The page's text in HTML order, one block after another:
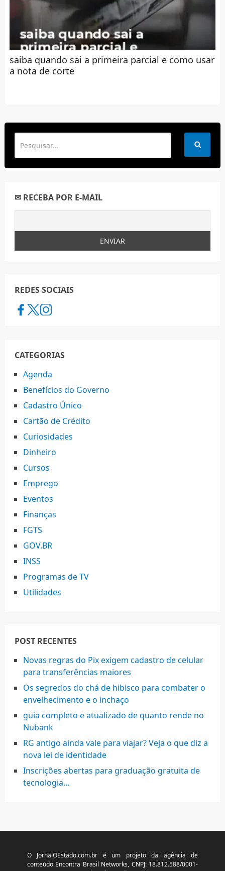
saiba quando sai a primeira parcial e como usar
a nota de corte
✉ RECEBA POR E-MAIL
REDES SOCIAIS
CATEGORIAS
Agenda
Benefícios do Governo
Cadastro Único
Cartão de Crédito
Curiosidades
Dinheiro
Cursos
Emprego
Eventos
Finanças
FGTS
GOV.BR
INSS
Programas de TV
Utilidades
POST RECENTES
Novas regras do Pix exigem cadastro de celular
para transferências maiores
Os segredos do chá de hibisco para combater o
envelhecimento e o inchaço
guia completo e atualizado de quanto rende no
Nubank
RG antigo ainda vale para viajar? Veja o que diz a
nova lei de identidade
Inscrições abertas para graduação gratuita de
tecnologia…
O JornalOEstado.com.br é um projeto da agência de
conteúdo Encontra Brasil Networks, CNPJ: 18.812.588/0001-